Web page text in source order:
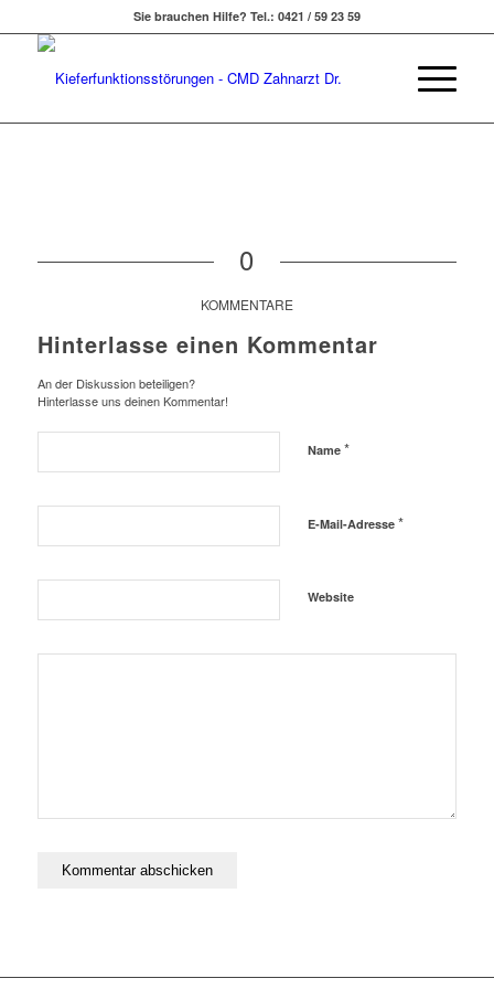
Sie brauchen Hilfe? Tel.: 0421 / 59 23 59
0
KOMMENTARE
Hinterlasse einen Kommentar
An der Diskussion beteiligen?
Hinterlasse uns deinen Kommentar!
Name *
E-Mail-Adresse *
Website